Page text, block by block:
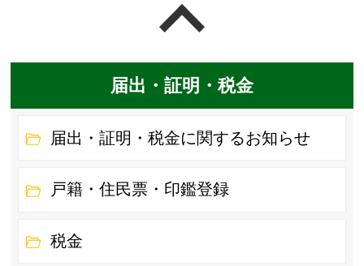
届出・証明・税金
届出・証明・税金に関するお知らせ
戸籍・住民票・印鑑登録
税金